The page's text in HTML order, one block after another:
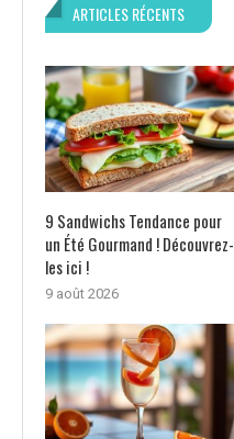
ARTICLES RÉCENTS
9 Sandwichs Tendance pour
un Été Gourmand ! Découvrez-
les ici !
9 août 2026